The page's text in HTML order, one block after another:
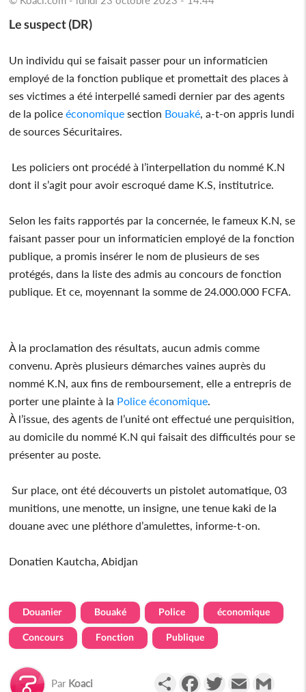
Le suspect (DR)
Un individu qui se faisait passer pour un informaticien
employé de la fonction publique et promettait des places à
ses victimes a été interpellé samedi dernier par des agents
de la policeéconomique section Bouaké , a-t-on appris lundi
de sources Sécuritaires.
Les policiers ont procédé à l’interpellation du nommé K.N
dont il s’agit pour avoir escroqué dame K.S, institutrice.
Selon les faits rapportés par la concernée, le fameux K.N, se
faisant passer pour un informaticien employé de la fonction
publique, a promis insérer le nom de plusieurs de ses
protégés, dans la liste des admis au concours de fonction
publique. Et ce, moyennant la somme de 24.000.000 FCFA.
À la proclamation des résultats, aucun admis comme
convenu. Après plusieurs démarches vaines auprès du
nommé K.N, aux fins de remboursement, elle a entrepris de
porter une plainte à la Police économique
À l’issue, des agents de l’unité ont effectué une perquisition,
au domicile du nommé K.N qui faisait des difficultés pour se
présenter au poste.
Sur place, ont été découverts un pistolet automatique, 03
munitions, une menotte, un insigne, une tenue kaki de la
douane avec une pléthore d’amulettes, informe-t-on.
Donatien Kautcha, Abidjan
Douanier Bouaké Police économique
Concours Fonction Publique
Par Koaci PartagerFacebookTwitterEmail